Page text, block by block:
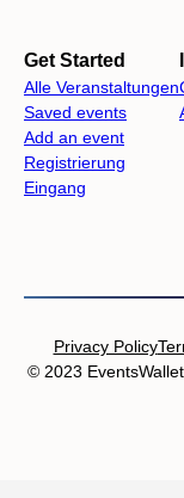
Get Started
Alle Veranstaltungen
Saved events
Add an event
Registrierung
Eingang
© 2023
Privacy Policy